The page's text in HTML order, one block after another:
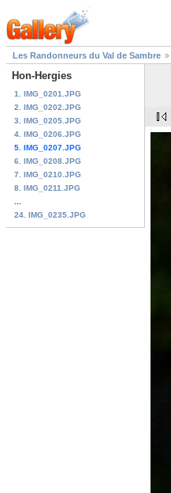
Les Randonneurs du Val de Sambre
Hon-Hergies
1. IMG_0201.JPG
2. IMG_0202.JPG
3. IMG_0205.JPG
4. IMG_0206.JPG
5. IMG_0207.JPG
6. IMG_0208.JPG
7. IMG_0210.JPG
8. IMG_0211.JPG
24. IMG_0235.JPG